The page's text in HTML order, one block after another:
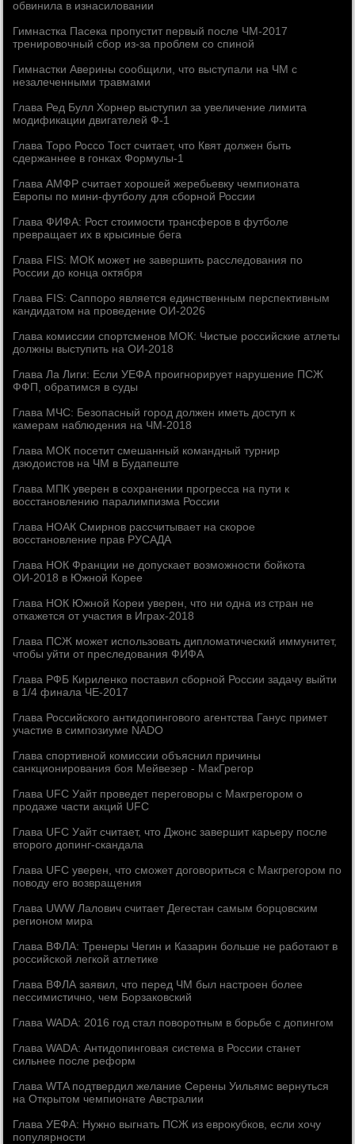
обвинила в изнасиловании
Гимнастка Пасека пропустит первый после ЧМ-2017
тренировочный сбор из-за проблем со спиной
Гимнастки Аверины сообщили, что выступали на ЧМ с
незалеченными травмами
Глава Ред Булл Хорнер выступил за увеличение лимита
модификации двигателей Ф-1
Глава Торо Россо Тост считает, что Квят должен быть
сдержаннее в гонках Формулы-1
Глава АМФР считает хорошей жеребьевку чемпионата
Европы по мини-футболу для сборной России
Глава ФИФА: Рост стоимости трансферов в футболе
превращает их в крысиные бега
Глава FIS: МОК может не завершить расследования по
России до конца октября
Глава FIS: Саппоро является единственным перспективным
кандидатом на проведение ОИ-2026
Глава комиссии спортсменов МОК: Чистые российские атлеты
должны выступить на ОИ-2018
Глава Ла Лиги: Если УЕФА проигнорирует нарушение ПСЖ
ФФП, обратимся в суды
Глава МЧС: Безопасный город должен иметь доступ к
камерам наблюдения на ЧМ-2018
Глава МОК посетит смешанный командный турнир
дзюдоистов на ЧМ в Будапеште
Глава МПК уверен в сохранении прогресса на пути к
восстановлению паралимпизма России
Глава НОАК Смирнов рассчитывает на скорое
восстановление прав РУСАДА
Глава НОК Франции не допускает возможности бойкота
ОИ-2018 в Южной Корее
Глава НОК Южной Кореи уверен, что ни одна из стран не
откажется от участия в Играх-2018
Глава ПСЖ может использовать дипломатический иммунитет,
чтобы уйти от преследования ФИФА
Глава РФБ Кириленко поставил сборной России задачу выйти
в 1/4 финала ЧЕ-2017
Глава Российского антидопингового агентства Ганус примет
участие в симпозиуме NADO
Глава спортивной комиссии объяснил причины
санкционирования боя Мейвезер - МакГрегор
Глава UFC Уайт проведет переговоры с Макгрегором о
продаже части акций UFC
Глава UFC Уайт считает, что Джонс завершит карьеру после
второго допинг-скандала
Глава UFC уверен, что сможет договориться с Макгрегором по
поводу его возвращения
Глава UWW Лалович считает Дегестан самым борцовским
регионом мира
Глава ВФЛА: Тренеры Чегин и Казарин больше не работают в
российской легкой атлетике
Глава ВФЛА заявил, что перед ЧМ был настроен более
пессимистично, чем Борзаковский
Глава WADA: 2016 год стал поворотным в борьбе с допингом
Глава WADA: Антидопинговая система в России станет
сильнее после реформ
Глава WTA подтвердил желание Серены Уильямс вернуться
на Открытом чемпионате Австралии
Глава УЕФА: Нужно выгнать ПСЖ из еврокубков, если хочу
популярности